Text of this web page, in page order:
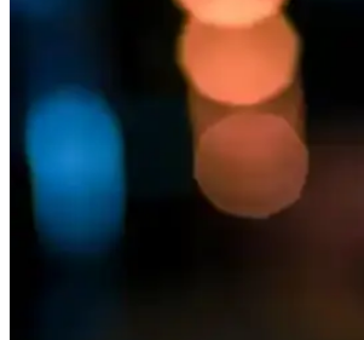
Altınyılz Classics Erkek Sarı
Altınyılz Classics'in erkekler için tasarladığı
Altınyılz<dı>z Classics Erkek
Altınyılz<dı>z Classics erkek mayo şortu
Altınyıl<dı>z Classics Erkek
Altınyıl<dı>z Classics erkek indigo mayo
Lacoste Erkek Mayo Koleksiyonu: